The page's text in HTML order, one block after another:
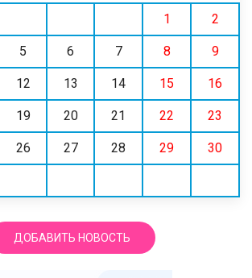
1 2
5 6 7 8 9
12 13 14 15 16
19 20 21 22 23
26 27 28 29 30
ДОБАВИТЬ НОВОСТЬ